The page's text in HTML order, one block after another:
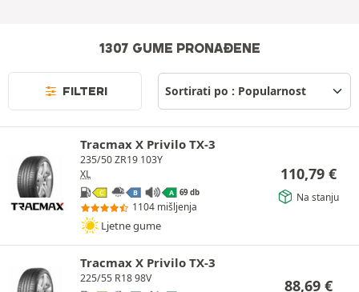
1307 GUME PRONAĐENE
FILTERI
Tracmax X Privilo TX-3
235/50 ZR19 103Y
XL
C B A 69 db
1104 mišljenja
Ljetne gume
110,79 €
Na stanju
Tracmax X Privilo TX-3
225/55 R18 98V 88,69 €